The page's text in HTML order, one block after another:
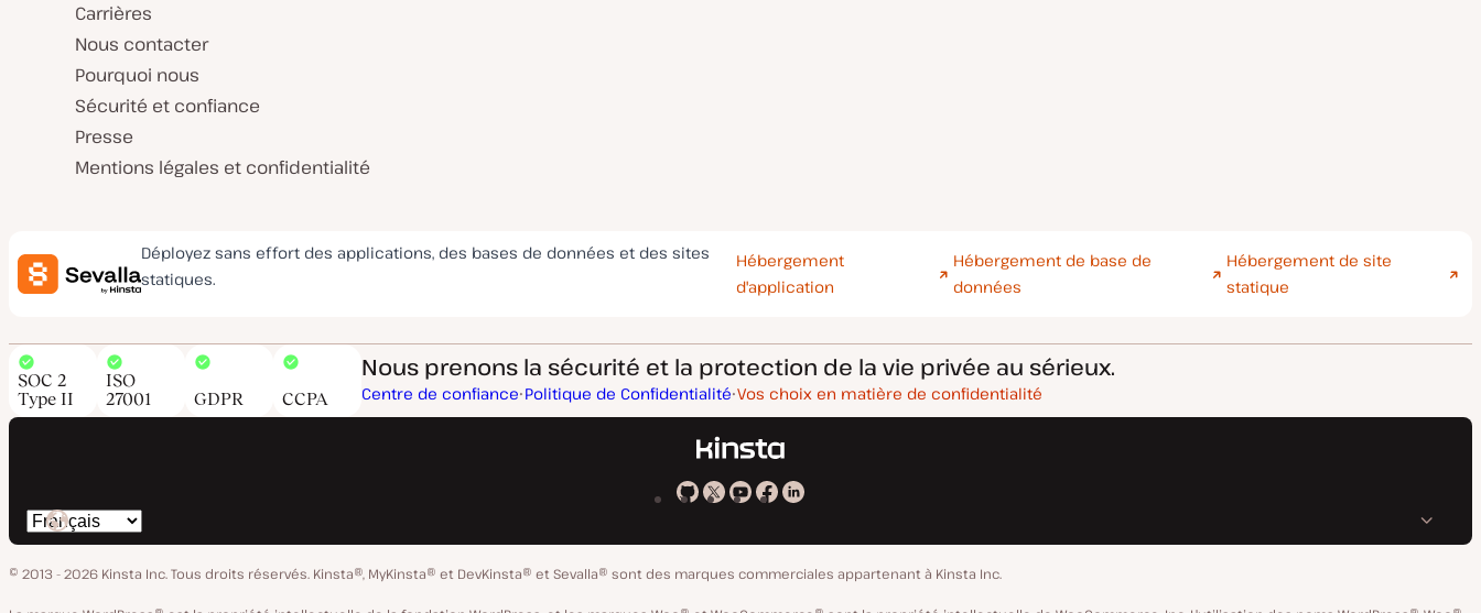
Carrières
Nous contacter
Pourquoi nous
Sécurité et confiance
Presse
Mentions légales et confidentialité
Déployez sans effort des applications, des bases de données et des sites
statiques.
Hébergement
d'application
Hébergement de base de
données
Hébergement de site
statique
Nous prenons la sécurité et la protection de la vie privée au sérieux.
Centre de confiance Politique de Confidentialité Vos choix en matière de confidentialité
SOC 2
Type II
ISO
27001
GDPR CCPA
Kinsta
GitHub
Kinsta
X
Kinsta
YouTube
Kinsta
Facebook
Kinsta
LinkedIn
Changer
de
langue
© 2013 - 2026 Kinsta Inc. Tous droits réservés. Kinsta®, MyKinsta® et DevKinsta® et Sevalla® sont des marques commerciales appartenant à Kinsta Inc.